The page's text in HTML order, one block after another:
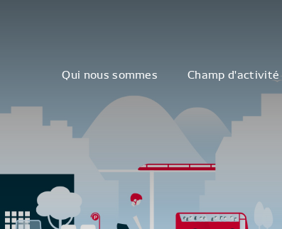
Qui nous sommes Champ d'activité